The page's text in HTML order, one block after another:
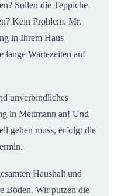
Sollen die Teppiche
Kein Problem. Mr.
in Ihrem Haus
lange Wartezeiten auf
unverbindliches
in Mettmann an! Und
gehen muss, erfolgt die
Haushalt und
Böden. Wir putzen die